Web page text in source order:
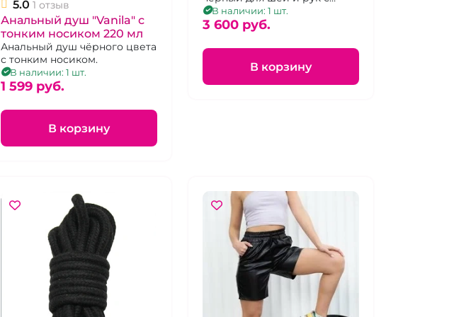
5.0 1 отзыв
Анальный душ "Vanila" с
тонким носиком 220 мл
Анальный душ чёрного цвета
с тонким носиком.
В наличии: 1 шт.
1 599 pуб.
В корзину
наручниками.
В наличии: 1 шт.
3 600 pуб.
В корзину